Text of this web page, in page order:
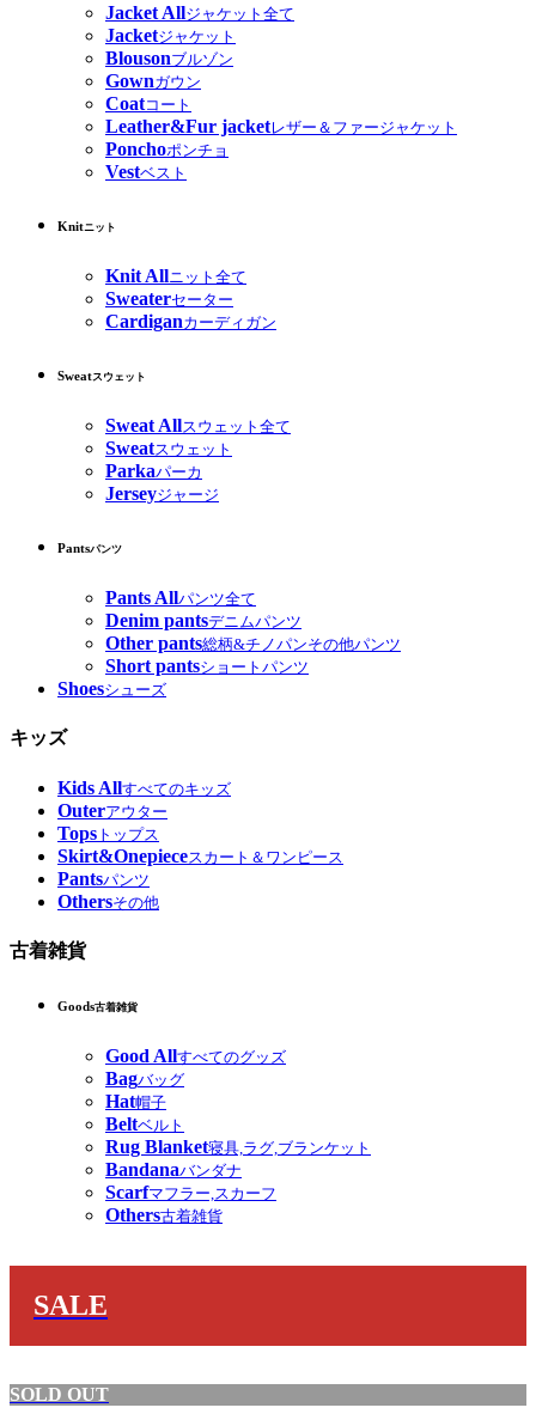
Jacket Allジャケット全て
Jacketジャケット
Blousonブルゾン
Gownガウン
Coatコート
Leather&Fur jacketレザー＆ファージャケット
Ponchoポンチョ
Vestベスト
Knitニット
Knit Allニット全て
Sweaterセーター
Cardiganカーディガン
Sweatスウェット
Sweat Allスウェット全て
Sweatスウェット
Parkaパーカ
Jerseyジャージ
Pantsパンツ
Pants Allパンツ全て
Denim pantsデニムパンツ
Other pants総柄&チノパンその他パンツ
Short pantsショートパンツ
Shoesシューズ
キッズ
Kids Allすべてのキッズ
Outerアウター
Tops トップス
Skirt&Onepieceスカート＆ワンピース
Pantsパンツ
Othersその他
古着雑貨
Goods古着雑貨
Good Allすべてのグッズ
Bagバッグ
Hat帽子
Beltベルト
Rug Blanket寝具,ラグ,ブランケット
Bandanaバンダナ
Scarfマフラー,スカーフ
Others古着雑貨
SALE
SOLD OUT